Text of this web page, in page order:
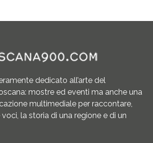
dedicato all’arte del
mostre ed eventi ma anche una
multimediale per raccontare,
la storia di una regione e di un